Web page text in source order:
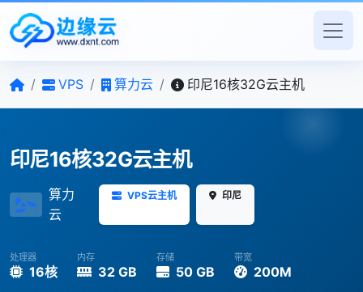
/ VPS / 算力云 / 印尼16核32G云主机
印尼16核32G云主机
算力
云
VPS云主机 印尼
处理器
16核
内存
32 GB
存储
50 GB
带宽
200M